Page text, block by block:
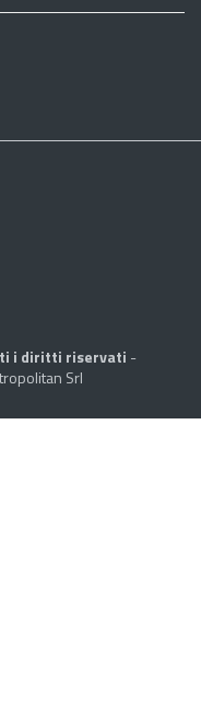
i diritti riservati -
Srl